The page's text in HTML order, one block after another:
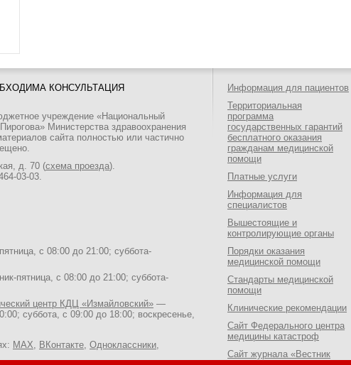
КОНСУЛЬТАЦИЯ
учреждение «Национальный
Министерства здравоохранения
сайта полностью или частично
д. 70 (схема проезда).
03-03.
с 08:00 до 21:00; суббота-
пятница, с 08:00 до 21:00; суббота-
центр КДЦ «Измайловский» —
суббота, с 09:00 до 18:00; воскресенье,
MAX ВКонтакте Одноклассники
Информация для пациентов
Территориальная
программа
государственных гарантий
бесплатного оказания
гражданам медицинской
помощи
Платные услуги
Информация для
специалистов
Вышестоящие и
контролирующие органы
Порядки оказания
медицинской помощи
Стандарты медицинской
помощи
Клинические рекомендации
Сайт Федерального центра
медицины катастроф
Сайт журнала «Вестник